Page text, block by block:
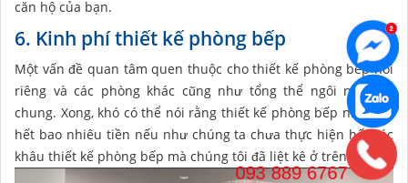
căn hộ của bạn.
6. Kinh phí thiết kế phòng bếp
Một vấn đề quan tâm quen thuộc cho thiết kế phòng bếp nói
riêng và các phòng khác cũng như tổng thể ngôi nhà nói
chung. Xong, khó có thể nói rằng thiết kế phòng bếp nhà bạn
hết bao nhiêu tiền nếu như chúng ta chưa thực hiện hết các
khâu thiết kế phòng bếp mà chúng tôi đã liệt kê ở trên.